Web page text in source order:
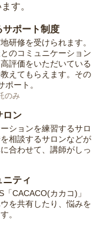
す。
サポート制度
研修を受けられます。
のコミュニケーション
評価をいただいている
えてもらえます。その
ート。
のみ
ロン
ションを練習するサロ
相談するサロンなどが
合わせて、講師がしっ
ニティ
CACACO(カカコ)」
を共有したり、悩みを
。